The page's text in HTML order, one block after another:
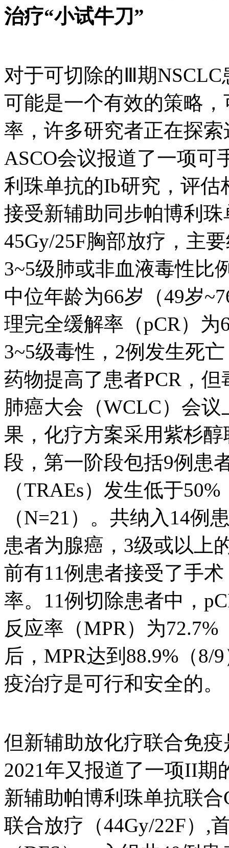
治疗“小试牛刀”
对于可切除的Ⅲ期
可能是一个有效的策略
率，许多研究者正在探
ASCO会议报道了一项可
利珠单抗的Ib研究，评
接受新辅助同步帕博利
45Gy/25F胸部放疗，主
3~5级肺或非血液毒性比
中位年龄为66岁（49岁
理完全缓解率（pCR）为
3~5级毒性，2例发生死
药物提高了患者PCR，
肺癌大会（WCLC）会
果，化疗方案采用紫杉
段，第一阶段包括9例患
（TRAEs）发生低于
（N=21）。共纳入14例
患者为腺癌，3级或以上
前有11例患者接受了手
率。11例切除患者中，
反应率（MPR）为
后，MPR达到88.9%（8/
疫治疗是可行和安全的。
但新辅助放化疗联合免
2021年又报道了一项II期
新辅助帕博利珠单抗联
联合放疗（44Gy/22F）,